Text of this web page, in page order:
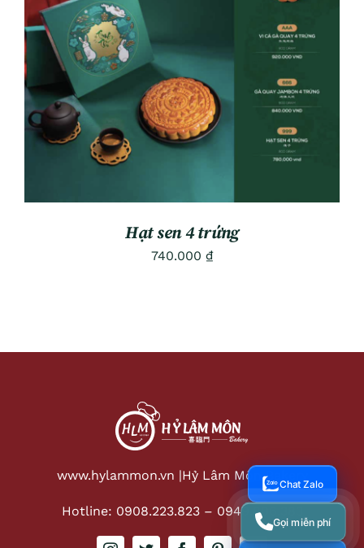
ADD TO CART
DETAILS
Hạt sen 4 trứng
740.000 ₫
www.hylammon.vn |Hỷ Lâm Môn Bakery
Hotline: 0908.223.823– 0949.806.383
Chat Zalo
Gọi miễn phí